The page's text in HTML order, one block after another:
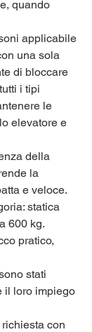
quando
applicabile
una sola
di bloccare
i tipi
le
elevatore e
della
la
e veloce.
statica
600 kg.
pratico,
stati
il loro impiego
con